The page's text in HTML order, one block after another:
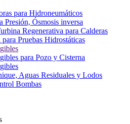
para Hidroneumáticos
Presión, Ósmosis inversa
Regenerativa para Calderas
Pruebas Hidrostáticas
para Pozo y Cisterna
Aguas Residuales y Lodos
Bombas